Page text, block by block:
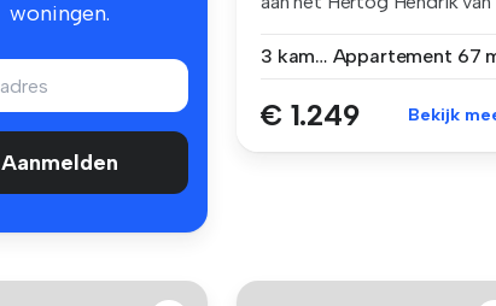
woningen.
Aanmelden
3 kamers Appartement 67
€ 1.249 Bekijk